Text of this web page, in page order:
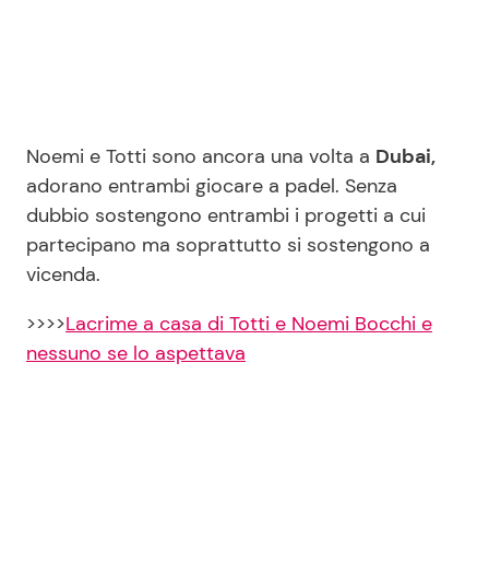
Noemi e Totti sono ancora una volta a Dubai,
adorano entrambi giocare a padel. Senza
dubbio sostengono entrambi i progetti a cui
partecipano ma soprattutto si sostengono a
vicenda.
>>>>Lacrime a casa di Totti e Noemi Bocchi e
nessuno se lo aspettava